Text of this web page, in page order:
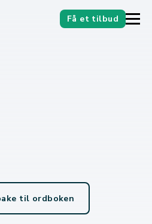
Få et tilbud
til ordboken